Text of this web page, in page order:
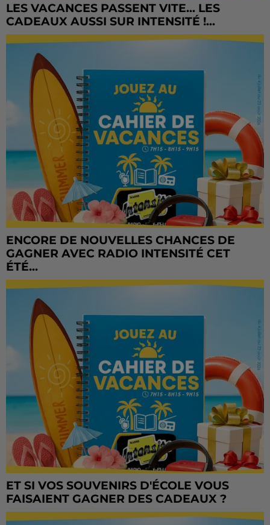
LES VACANCES PASSENT VITE... LES
CADEAUX AUSSI SUR INTENSITÉ !...
ENCORE DE NOUVELLES CHANCES DE
GAGNER AVEC RADIO INTENSITÉ CET
ÉTÉ...
ET SI VOS SOUVENIRS D'ÉCOLE VOUS
FAISAIENT GAGNER DES CADEAUX ?